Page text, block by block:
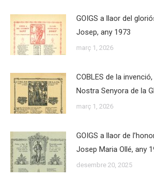
GOIGS a llaor del
Josep, any 1973
març 1, 2026
COBLES de la
Nostra Senyora de la
març 1, 2026
GOIGS a llaor de
Josep Maria Ollé, any
desembre 20, 2025